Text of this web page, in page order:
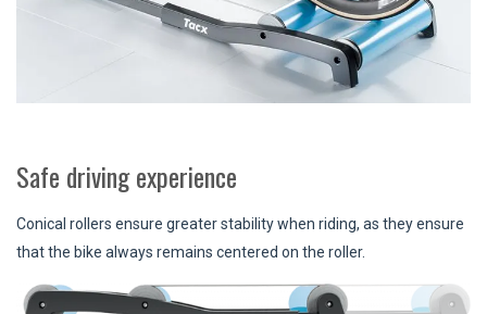
Safe driving experience
Conical rollers ensure greater stability when riding, as they ensure
that the bike always remains centered on the roller.